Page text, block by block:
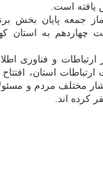
یافته است.
جمعه پایان بخش
چهاردهم به استان
و فناوری
استان،
مختلف مردم و
کرده اند.